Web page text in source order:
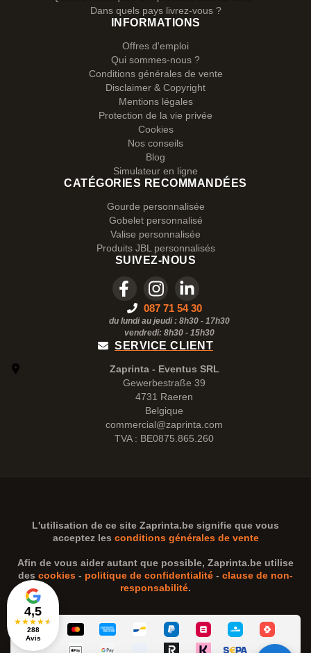
4,5
★★★★★
288
Avis
Dans quels pays livrez-vous ?
INFORMATIONS
Offres d'emploi
Qui sommes-nous ?
Conditions générales de vente
Disclaimer & Copyright
Mentions légales
Protection de la vie privée
Cookies
Nos conseils
Blog
Simulateur en ligne
CATÉGORIES RECOMMANDÉES
Gourde personnalisée
Gobelet personnalisé
Valise personnalisée
Produits JBL personnalisés
SUIVEZ-NOUS
087 71 54 30
du lundi au jeudi : 8h30 - 17h30
vendredi: 8h30 - 15h30
SERVICE CLIENT
Zaprinta - Eventus SRL
Gewerbestraße 39
4731 Raeren
Belgique
commercial@zaprinta.com
TVA : BE0875.865.260
L'utilisation de ce site Zaprinta.be signifie que vous
acceptez les conditions générales de vente
Afin de vous aider autant que possible, Zaprinta.be utilise
des cookies - politique de confidentialité - clause de non-
responsabilité.